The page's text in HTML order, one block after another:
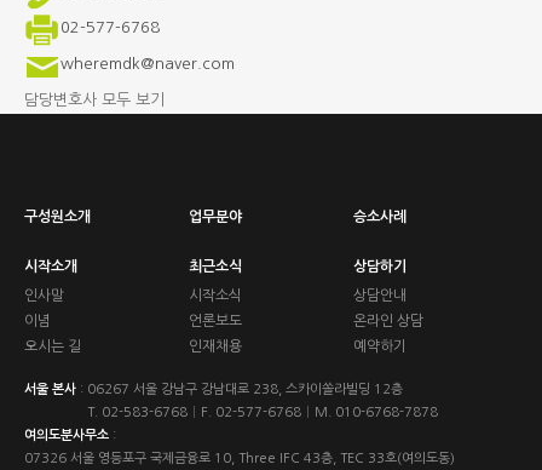
02-577-6768
wheremdk@naver.com
담당변호사 모두 보기
구성원소개 업무분야 승소사례
시작소개
인사말
이념
오시는 길
최근소식
시작소식
언론보도
인재채용
상담하기
상담안내
온라인 상담
예약하기
서울 본사 : 06267 서울 강남구 강남대로 238, 스카이쏠라빌딩 12층
T. 02-583-6768 F. 02-577-6768 M. 010-6768-7878
여의도분사무소 :
07326 서울 영등포구 국제금융로 10, Three IFC 43층, TEC 33호(여의도동)